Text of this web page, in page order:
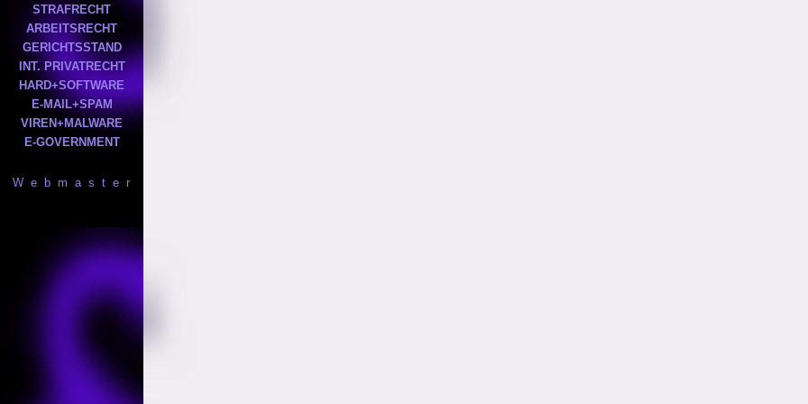
STRAFRECHT
ARBEITSRECHT
GERICHTSSTAND
INT. PRIVATRECHT
HARD+SOFTWARE
E-MAIL+SPAM
VIREN+MALWARE
E-GOVERNMENT
W e b m a s t e r